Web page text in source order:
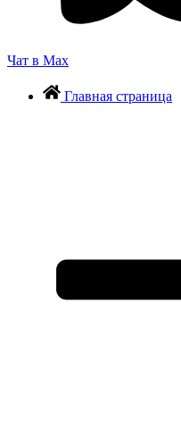
Чат в Max
Главная страница